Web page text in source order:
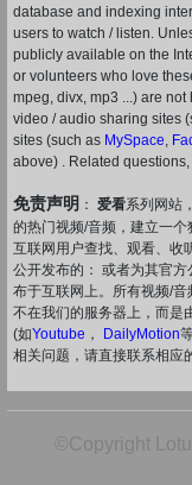
database and indexing
users to watch / listen.
publicly available on the
or volunteers who love
mpeg, divx, mp3 ...) are
video / audio sharing sites
sites (such as MySpace
above) . Related
免责声明 ： 爱看系列网站
的热门视频/音频，建立一
互联网用户查找、观看、收
公开发布的： 或者为其官
布于互联网上。所有视频/
不在我们的服务器上，而是
(如Youtube ， DailyMotion
相关问题，请直接联系相应
©Copyright